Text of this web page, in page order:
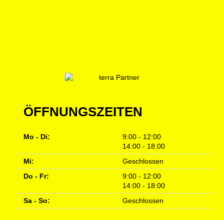
ÖFFNUNGSZEITEN
Mo - Di:
9:00 - 12:00
14:00 - 18:00
Mi:
Geschlossen
Do - Fr:
9:00 - 12:00
14:00 - 18:00
Sa - So:
Geschlossen